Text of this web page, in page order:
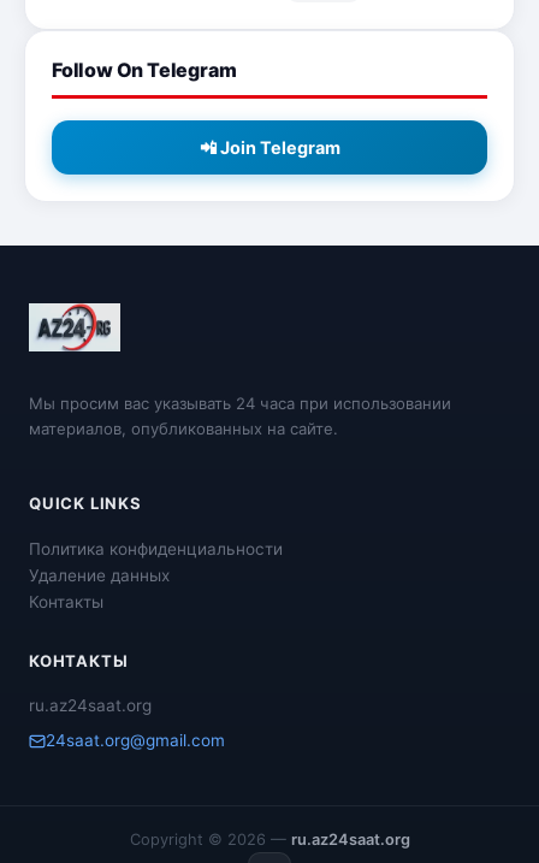
Follow On Telegram
📲 Join Telegram
Мы просим вас указывать 24 часа при использовании
материалов, опубликованных на сайте.
QUICK LINKS
Политика конфиденциальности
Удаление данных
Контакты
КОНТАКТЫ
ru.az24saat.org
24saat.org@gmail.com
Copyright © 2026 — ru.az24saat.org